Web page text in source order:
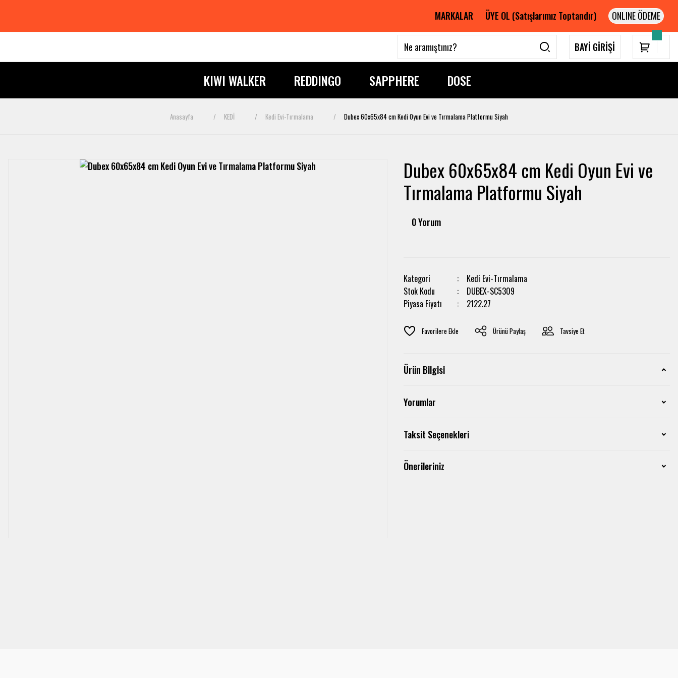
MARKALAR ÜYE OL (Satışlarımız Toptandır)
BAYİ GİRİŞİ
KIWI WALKER REDDINGO SAPPHERE DOSE
Anasayfa KEDİ Kedi Evi-Tırmalama Dubex 60x65x84 cm Kedi Oyun Evi ve Tırmalama Platformu Siyah
Dubex 60x65x84 cm Kedi Oyun Evi ve
Tırmalama Platformu Siyah
0 Yorum
Kategori
Kedi Evi-Tırmalama
Stok Kodu
DUBEX-SC5309
Piyasa Fiyatı
2122.27
Ürünü Paylaş Tavsiye Et
Ürün Bilgisi
Yorumlar
Taksit Seçenekleri
Önerileriniz